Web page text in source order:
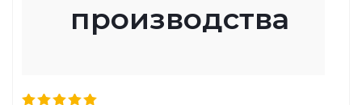
производства